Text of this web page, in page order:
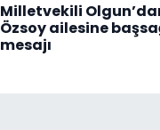
Milletvekili
Özsoy ailesine
mesajı